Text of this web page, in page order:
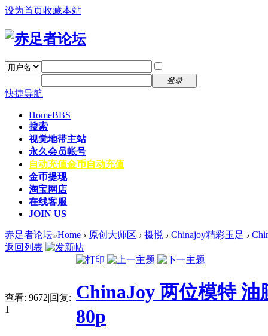
设为首页收藏本站
登录
快捷导航
HomeBBS
搜索
视觉地带主站
永久会员帐号
自动充值金币自动充值
金币提现
淘宝网店
在线客服
JOIN US
赤足者论坛»Home › 原创大师区 › 摄悦 › Chinajoy精彩玉足 ›
返回列表
查看: 9672|回复:
1
ChinaJoy 两位模特
80p